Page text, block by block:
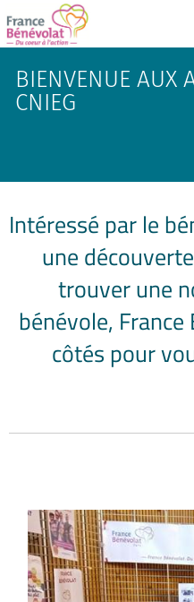
BIENVENUE AUX
CNIEG
Intéressé par le
une
trouver une
bénévole,
côtés pour